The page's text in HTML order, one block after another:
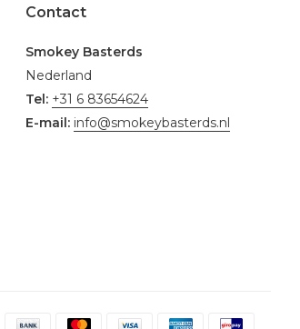
Contact
Smokey Basterds
Nederland
Tel: +31 6 83654624
E-mail: info@smokeybasterds.nl